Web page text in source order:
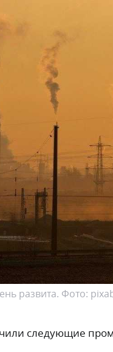
развита. Фото:
следующие